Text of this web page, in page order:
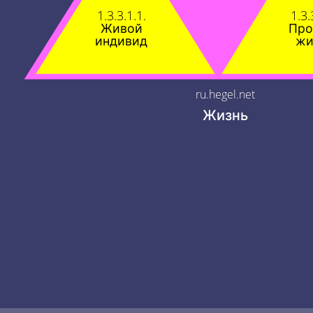
1.3.3.1.1.
Живой
индивид
ru.hegel.net
Жизнь